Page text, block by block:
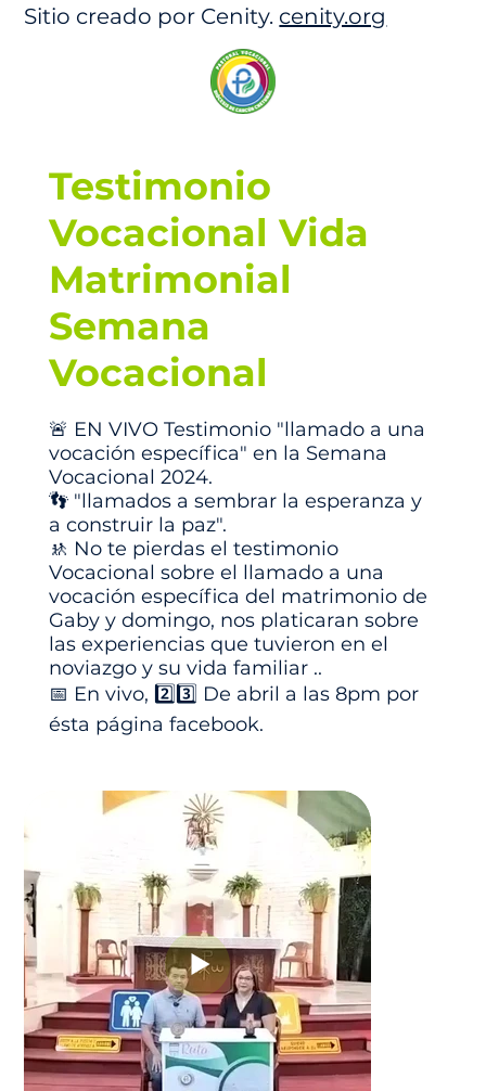
Sitio creado por Cenity. cenity.org
Testimonio
Vocacional Vida
Matrimonial
Semana
Vocacional
🚨 EN VIVO Testimonio "llamado a una
vocación específica" en la Semana
Vocacional 2024.
👣 "llamados a sembrar la esperanza y
a construir la paz".
🚸 No te pierdas el testimonio
Vocacional sobre el llamado a una
vocación específica del matrimonio de
Gaby y domingo, nos platicaran sobre
las experiencias que tuvieron en el
noviazgo y su vida familiar ..
📅 En vivo, 2️⃣3️⃣ De abril a las 8pm por
ésta página facebook.